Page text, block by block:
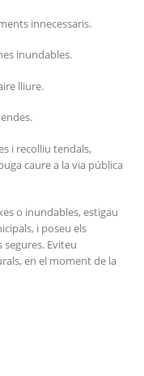
innecessaris.
inundables.
lliure.
i recolliu tendals,
caure a la via pública
o inundables, estigau
i poseu els
Eviteu
en el moment de la